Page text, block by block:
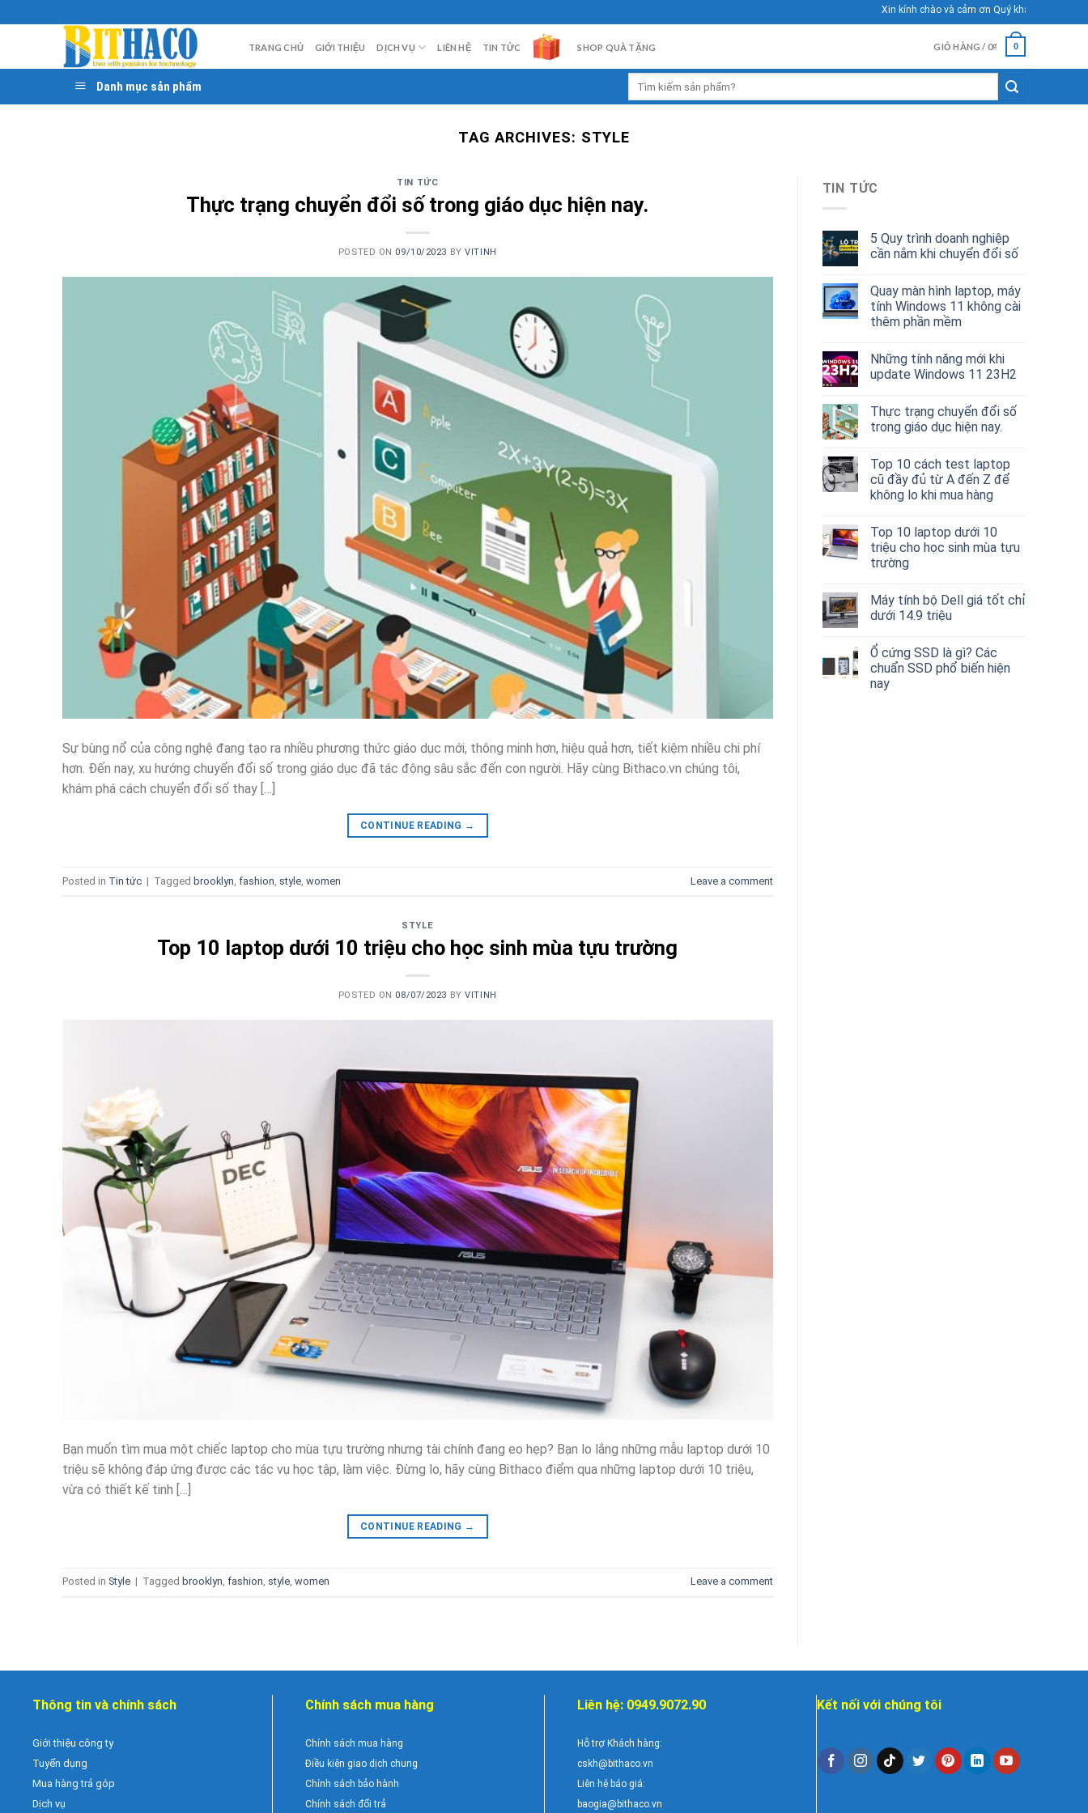
to
Xin kính chào và cảm ơn Quý khách đã ghé thăm
TRANG CHỦ GIỚI THIỆU DỊCH VỤ LIÊN HỆ TIN TỨC SHOP QUÀ TẶNG GIỎ HÀNG /0₫ 0
Danh mục sản phẩm
TAG ARCHIVES: STYLE
TIN TỨC
Thực trạng chuyển đổi số trong giáo dục hiện nay.
POSTED ON 09/10/2023 BYVITINH
Sự bùng nổ của công nghệ đang tạo ra nhiều phương thức giáo dục mới, thông minh hơn, hiệu quả hơn, tiết kiệm nhiều chi phí
hơn. Đến nay, xu hướng chuyển đổi số trong giáo dục đã tác động sâu sắc đến con người. Hãy cùng Bithaco.vn chúng tôi,
khám phá cách chuyển đổi số thay […]
CONTINUE READING →
Posted in Tin tức | Tagged brooklyn fashion style women Leave a comment
STYLE
Top 10 laptop dưới 10 triệu cho học sinh mùa tựu trường
POSTED ON 08/07/2023 BYVITINH
Bạn muốn tìm mua một chiếc laptop cho mùa tựu trường nhưng tài chính đang eo hẹp? Bạn lo lắng những mẫu laptop dưới 10
triệu sẽ không đáp ứng được các tác vụ học tập, làm việc. Đừng lo, hãy cùng Bithaco điểm qua những laptop dưới 10 triệu,
vừa có thiết kế tinh […]
CONTINUE READING →
Posted in Style | Tagged brooklyn, fashion, style, women Leave a comment
TIN TỨC
5 Quy trình doanh nghiệp
cần nắm khi chuyển đổi số
Quay màn hình laptop, máy
tính Windows 11 không cài
thêm phần mềm
Những tính năng mới khi
update Windows 11 23H2
Thực trạng chuyển đổi số
trong giáo dục hiện nay.
Top 10 cách test laptop
cũ đầy đủ từ A đến Z để
không lo khi mua hàng
Top 10 laptop dưới 10
triệu cho học sinh mùa tựu
trường
Máy tính bộ Dell giá tốt chỉ
dưới 14.9 triệu
Ổ cứng SSD là gì? Các
chuẩn SSD phổ biến hiện
nay
Thông tin và chính sách
Giới thiệu công ty
Tuyển dụng
Mua hàng trả góp
Dịch vụ
Chính sách mua hàng
Chính sách mua hàng
Điều kiện giao dịch chung
Chính sách bảo hành
Chính sách đổi trả
Liên hệ: 0949.9072.90
Hỗ trợ Khách hàng:
cskh@bithaco.vn
Liên hệ báo giá:
baogia@bithaco.vn
Kết nối với chúng tôi